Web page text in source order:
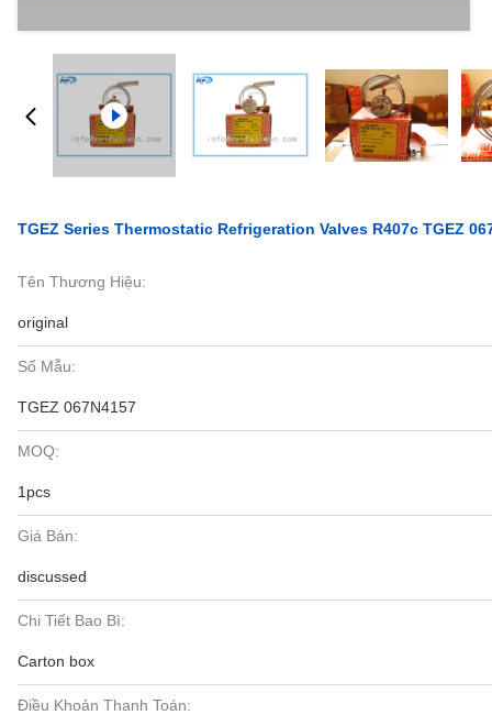
TGEZ Series Thermostatic Refrigeration Valves R407c TGEZ
Tên Thương Hiệu:
original
Số Mẫu:
TGEZ 067N4157
MOQ:
1pcs
Giá Bán:
discussed
Chi Tiết Bao Bì:
Carton box
Điều Khoản Thanh Toán: